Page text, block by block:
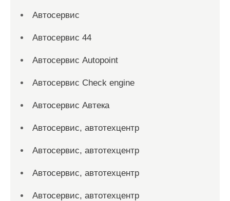
Автосервис
Автосервис 44
Автосервис Autopoint
Автосервис Check engine
Автосервис Автека
Автосервис, автотехцентр
Автосервис, автотехцентр
Автосервис, автотехцентр
Автосервис, автотехцентр